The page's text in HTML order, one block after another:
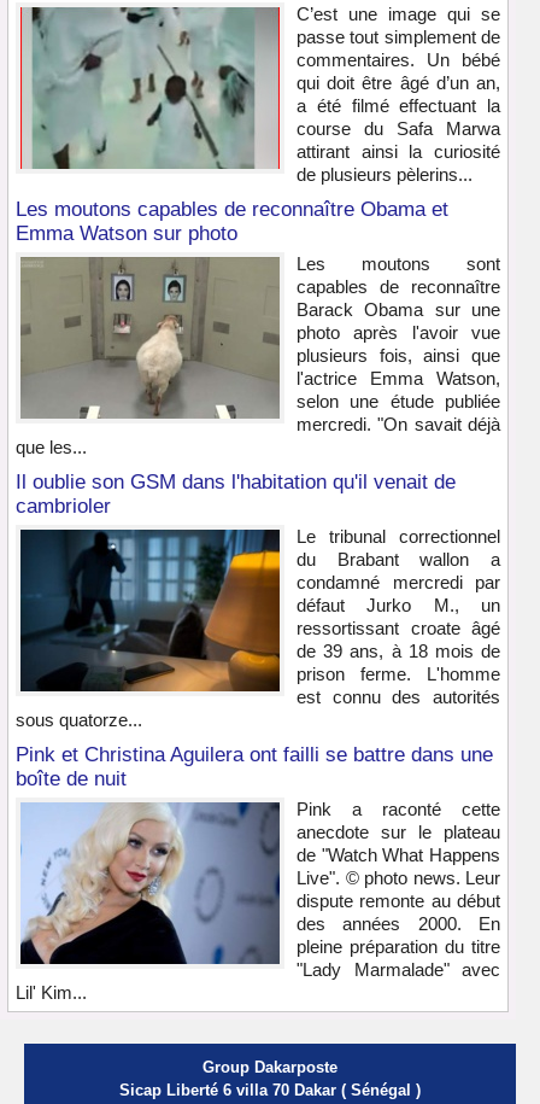
C’est une image qui se
passe tout simplement de
commentaires. Un bébé
qui doit être âgé d’un an,
a été filmé effectuant la
course du Safa Marwa
attirant ainsi la curiosité
de plusieurs pèlerins...
Les moutons capables de reconnaître Obama et
Emma Watson sur photo
Les moutons sont
capables de reconnaître
Barack Obama sur une
photo après l'avoir vue
plusieurs fois, ainsi que
l'actrice Emma Watson,
selon une étude publiée
mercredi. "On savait déjà
que les...
Il oublie son GSM dans l'habitation qu'il venait de
cambrioler
Le tribunal correctionnel
du Brabant wallon a
condamné mercredi par
défaut Jurko M., un
ressortissant croate âgé
de 39 ans, à 18 mois de
prison ferme. L'homme
est connu des autorités
sous quatorze...
Pink et Christina Aguilera ont failli se battre dans une
boîte de nuit
Pink a raconté cette
anecdote sur le plateau
de "Watch What Happens
Live". © photo news. Leur
dispute remonte au début
des années 2000. En
pleine préparation du titre
"Lady Marmalade" avec
Lil' Kim...
Group Dakarposte
Sicap Liberté 6 villa 70 Dakar ( Sénégal )